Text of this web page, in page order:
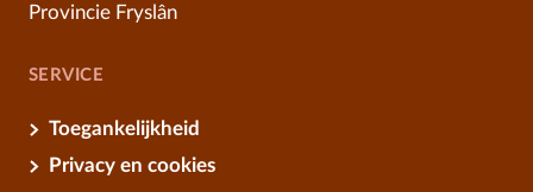
Provincie Fryslân
SERVICE
Toegankelijkheid
Privacy en cookies